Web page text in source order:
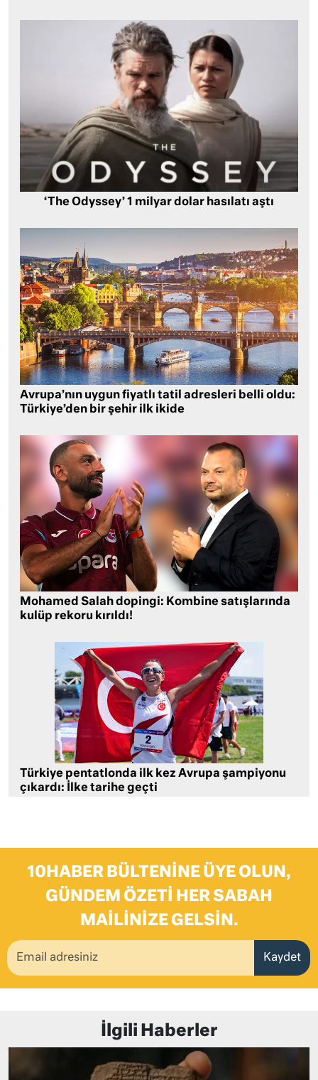
‘The Odyssey’ 1 milyar dolar hasılatı aştı
Avrupa’nın uygun fiyatlı tatil adresleri belli oldu:
Türkiye’den bir şehir ilk ikide
Mohamed Salah dopingi: Kombine satışlarında
kulüp rekoru kırıldı!
Türkiye pentatlonda ilk kez Avrupa şampiyonu
çıkardı: İlke tarihe geçti
10HABER BÜLTENINE ÜYE OLUN,
GÜNDEM ÖZETI HER SABAH
MAILINIZE GELSIN.
Kaydet
İlgili Haberler